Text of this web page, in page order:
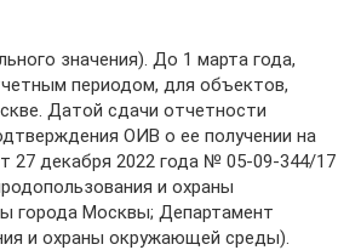
значения). До 1 марта года,
периодом, для объектов,
Датой сдачи отчетности
ОИВ о ее получении на
27 декабря 2022 года № 05-09-344/17
и охраны
города Москвы; Департамент
и охраны окружающей среды).